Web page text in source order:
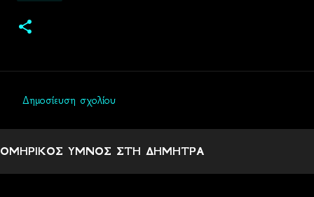
ό
λ
Δημοσίευση σχολίου
ΟΜΗΡΙΚΟΣ ΥΜΝΟΣ ΣΤΗ ΔΗΜΗΤΡΑ